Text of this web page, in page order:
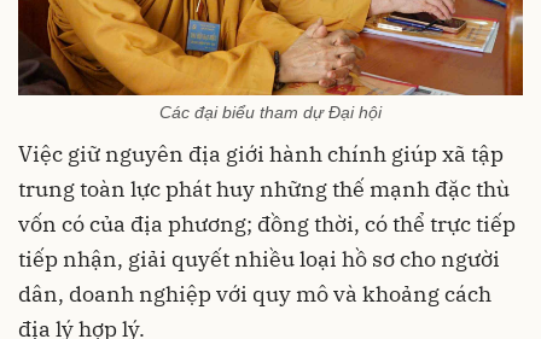
Các đại biểu tham dự Đại hội
Việc giữ nguyên địa giới hành chính giúp xã tập
trung toàn lực phát huy những thế mạnh đặc thù
vốn có của địa phương; đồng thời, có thể trực tiếp
tiếp nhận, giải quyết nhiều loại hồ sơ cho người
dân, doanh nghiệp với quy mô và khoảng cách
địa lý hợp lý.